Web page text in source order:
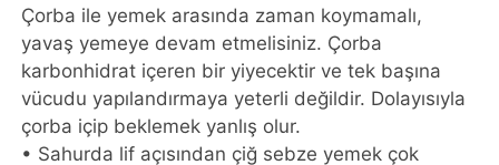
Çorba ile yemek arasında zaman koymamalı,
yavaş yemeye devam etmelisiniz. Çorba
karbonhidrat içeren bir yiyecektir ve tek başına
vücudu yapılandırmaya yeterli değildir. Dolayısıyla
çorba içip beklemek yanlış olur.
• Sahurda lif açısından çiğ sebze yemek çok